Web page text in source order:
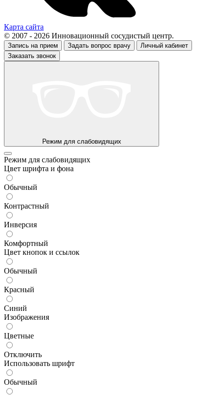
Карта сайта
© 2007 - 2026 Инновационный сосудистый центр.
Запись на прием Задать вопрос врачу
Личный кабинет
Заказать звонок
Режим для слабовидящих
Режим для слабовидящих
Цвет шрифта и фона
Обычный
Контрастный
Инверсия
Комфортный
Цвет кнопок и ссылок
Обычный
Красный
Синий
Изображения
Цветные
Отключить
Использовать шрифт
Обычный